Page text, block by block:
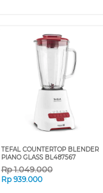
TEFAL COUNTERTOP BLENDER
PIANO GLASS BL487567
Rp1.049.000
Rp 939.000